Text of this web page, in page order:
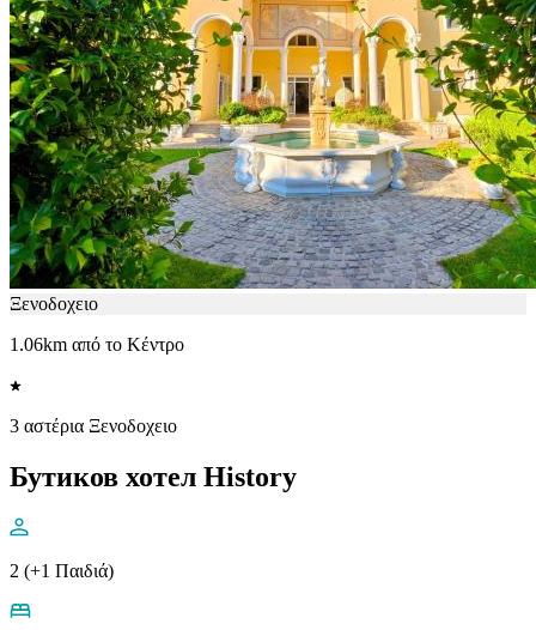
Ξενοδοχειο
1.06km από το Κέντρο
3 αστέρια Ξενοδοχειο
Бутиков хотел History
2 (+1 Παιδιά)